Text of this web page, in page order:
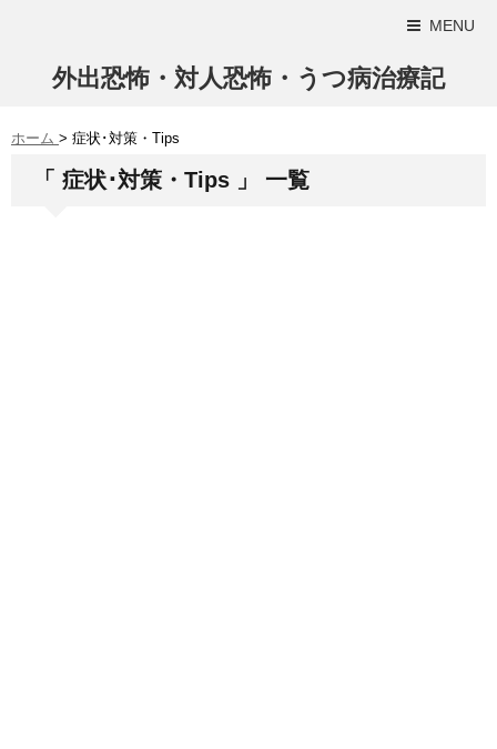
MENU
外出恐怖・対人恐怖・うつ病治療記
ホーム > 症状･対策・Tips
「 症状･対策・Tips 」 一覧